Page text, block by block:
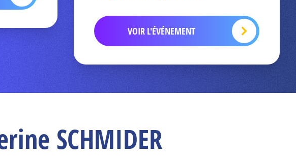
VOIR L'ÉVÉNEMENT
SCHMIDER